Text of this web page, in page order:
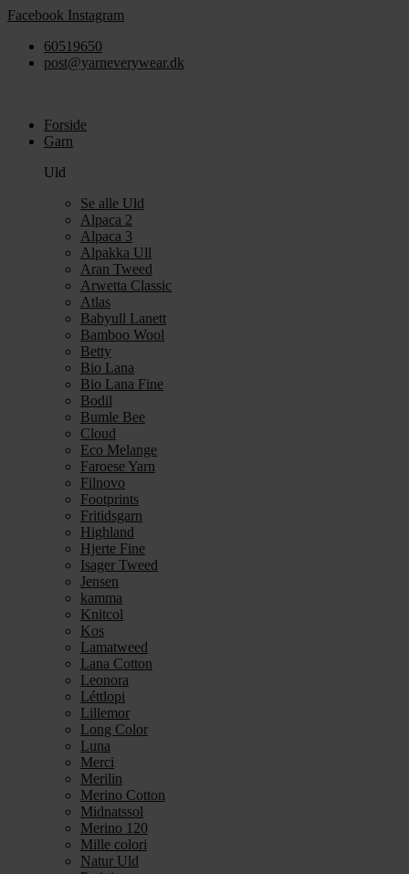
Videre
indhold
Facebook Instagram
60519650
post@yarneverywear.dk
Forside
Garn
Uld
Se alle Uld
Alpaca 2
Alpaca 3
Alpakka Ull
Aran Tweed
Arwetta Classic
Atlas
Babyull Lanett
Bamboo Wool
Betty
Bio Lana
Bio Lana Fine
Bodil
Bumle Bee
Cloud
Eco Melange
Faroese Yarn
Filnovo
Footprints
Fritidsgarn
Highland
Hjerte Fine
Isager Tweed
Jensen
kamma
Knitcol
Kos
Lamatweed
Lana Cotton
Leonora
Léttlopi
Lillemor
Long Color
Luna
Merci
Merilin
Merino Cotton
Midnatssol
Merino 120
Mille colori
Natur Uld